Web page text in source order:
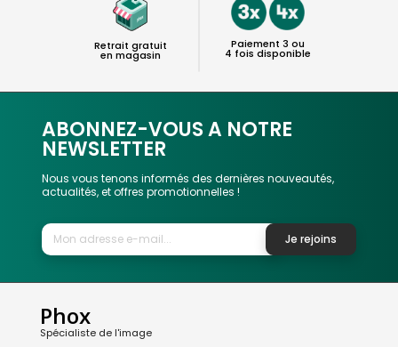
Retrait gratuit
en magasin
Paiement 3 ou
4 fois disponible
ABONNEZ-VOUS A NOTRE
NEWSLETTER
Nous vous tenons informés des dernières nouveautés,
actualités, et offres promotionnelles !
Je rejoins
Phox
Spécialiste de l'image